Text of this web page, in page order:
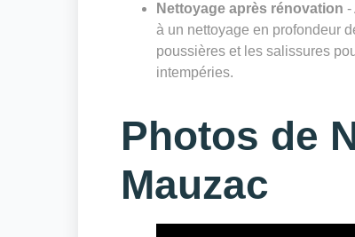
Nettoyage après rénovation -
à un nettoyage en profondeur
poussières et les salissures
intempéries.
Photos de
Mauzac